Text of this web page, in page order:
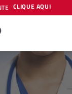
CLIQUE AQUI